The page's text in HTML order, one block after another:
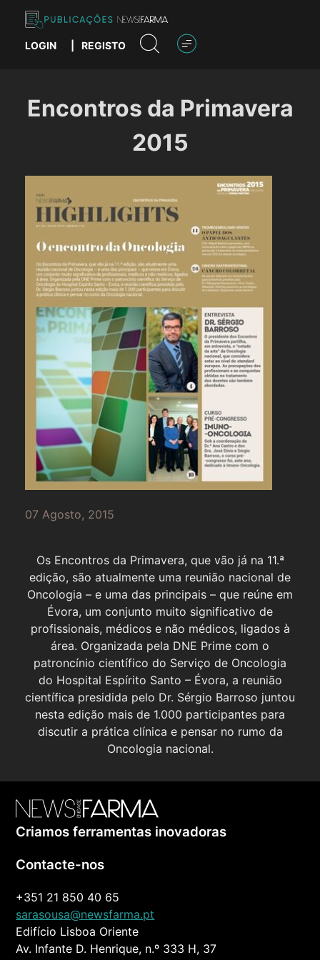
content
Publicações News Farma
LOGIN REGISTO
Encontros da Primavera
2015
07 Agosto, 2015
Os Encontros da Primavera, que vão já na 11.ª
edição, são atualmente uma reunião nacional de
Oncologia – e uma das principais – que reúne em
Évora, um conjunto muito significativo de
profissionais, médicos e não médicos, ligados à
área. Organizada pela DNE Prime com o
patroncínio científico do Serviço de Oncologia
do Hospital Espírito Santo – Évora, a reunião
científica presidida pelo Dr. Sérgio Barroso juntou
nesta edição mais de 1.000 participantes para
discutir a prática clínica e pensar no rumo da
Oncologia nacional.
Criamos ferramentas inovadoras
Contacte-nos
+351 21 850 40 65
sarasousa@newsfarma.pt
Edifício Lisboa Oriente
Av. Infante D. Henrique, n.º 333 H, 37